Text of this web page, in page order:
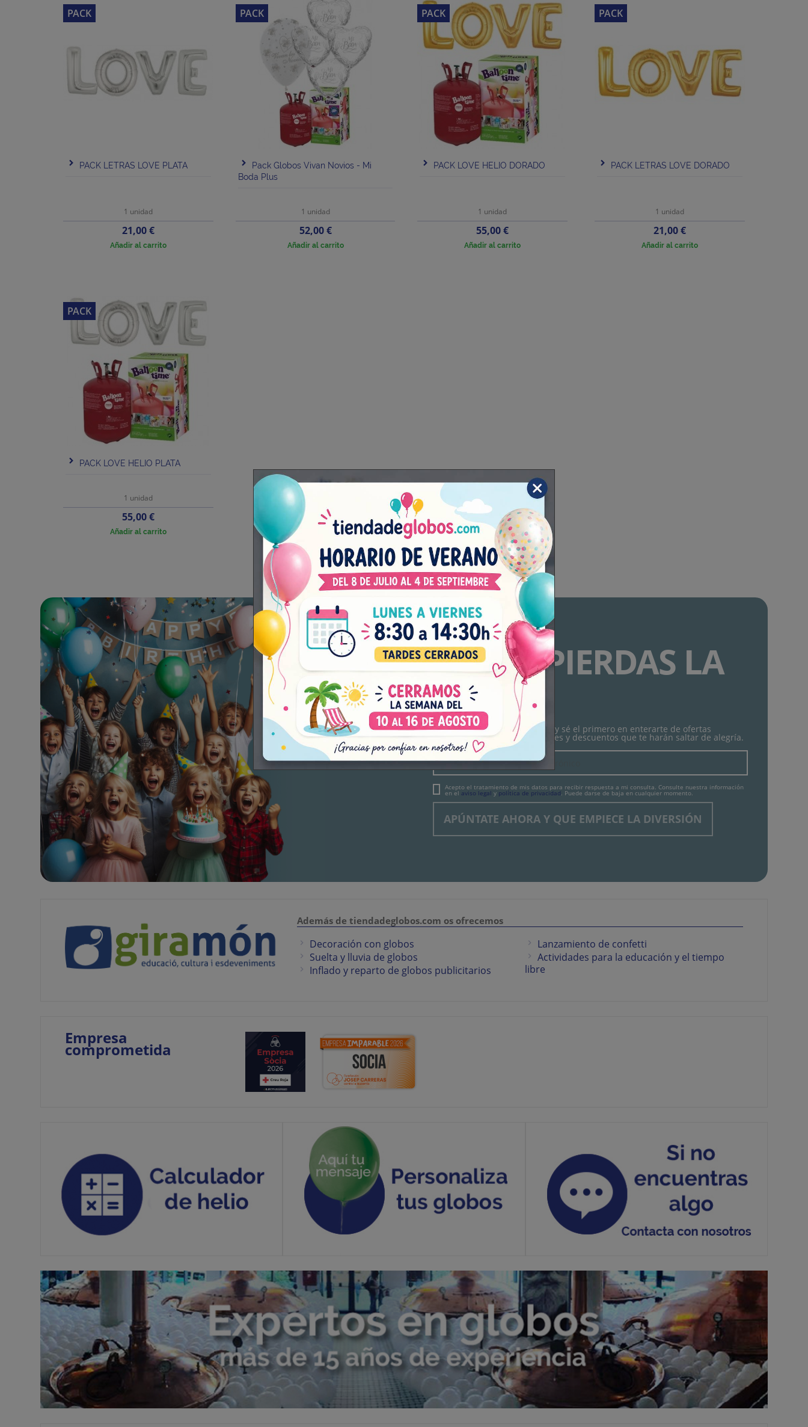
PACK LETRAS LOVE PLATA
1 unidad
Precio
21,00 €
Añadir al carrito
PACK
Pack Globos Vivan Novios - Mi
Boda Plus
1 unidad
Precio
52,00 €
Añadir al carrito
PACK
PACK LOVE HELIO DORADO
1 unidad
Precio
55,00 €
Añadir al carrito
PACK
PACK LETRAS LOVE DORADO
1 unidad
Precio
21,00 €
Añadir al carrito
PACK
PACK LOVE HELIO PLATA
1 unidad
Precio
55,00 €
Añadir al carrito
PACK
¡NO TE PIERDAS LA
FIESTA!
Subscríbete a nuestro boletín y sé el primero en enterarte de ofertas
explosivas, novedades brillantes y descuentos que te harán saltar de alegría.
Acepto el tratamiento de mis datos para recibir respuesta a mi consulta. Consulte nuestra información
en el aviso legal y política de privacidad. Puede darse de baja en cualquier momento.
Además de tiendadeglobos.com os ofrecemos
Decoración con globos
Suelta y lluvia de globos
Inflado y reparto de globos publicitarios
Lanzamiento de confetti
Actividades para la educación y el tiempo
libre
Empresa
comprometida